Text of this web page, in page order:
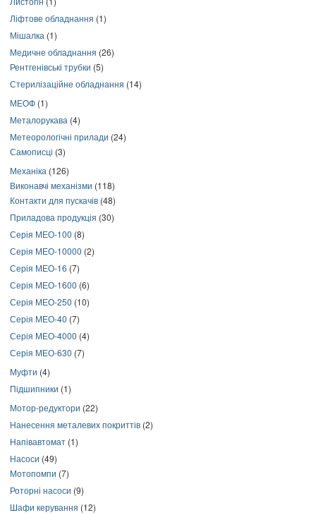
Ліфтове обладнання (1)
Мішалка (1)
Медичне обладнання (26)
Рентгенівські трубки (5)
Стерилізаційне обладнання (14)
МЕОФ (1)
Металорукава (4)
Метеорологічні прилади (24)
Самописці (3)
Механіка (126)
Виконавчі механізми (118)
Контакти для пускачів (48)
Приладова продукція (30)
Серія МЕО-100 (8)
Серія МЕО-10000 (2)
Серія МЕО-16 (7)
Серія МЕО-1600 (6)
Серія МЕО-250 (10)
Серія МЕО-40 (7)
Серія МЕО-4000 (4)
Серія МЕО-630 (7)
Муфти (4)
Підшипники (1)
Мотор-редуктори (22)
Нанесення металевих покриттів (2)
Напівавтомат (1)
Насоси (49)
Мотопомпи (7)
Роторні насоси (9)
Шафи керування (12)